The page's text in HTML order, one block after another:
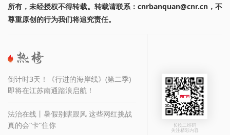
所有，未经授权不得转载。转载请联系：cnrbanquan@cnr.cn，不
尊重原创的行为我们将追究责任。
倒计时3天！《行进的海岸线》(第二季)
即将在江苏南通踏浪启航！
法治在线丨暑假别瞎跟风 这些网红挑战
真的会“卡”住你
长按二维码
关注精彩内容